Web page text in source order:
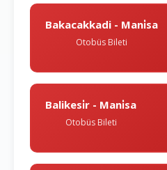
Bakacakkadi - Mani̇sa
Otobüs Bileti
Balikesi̇r - Mani̇sa
Otobüs Bileti